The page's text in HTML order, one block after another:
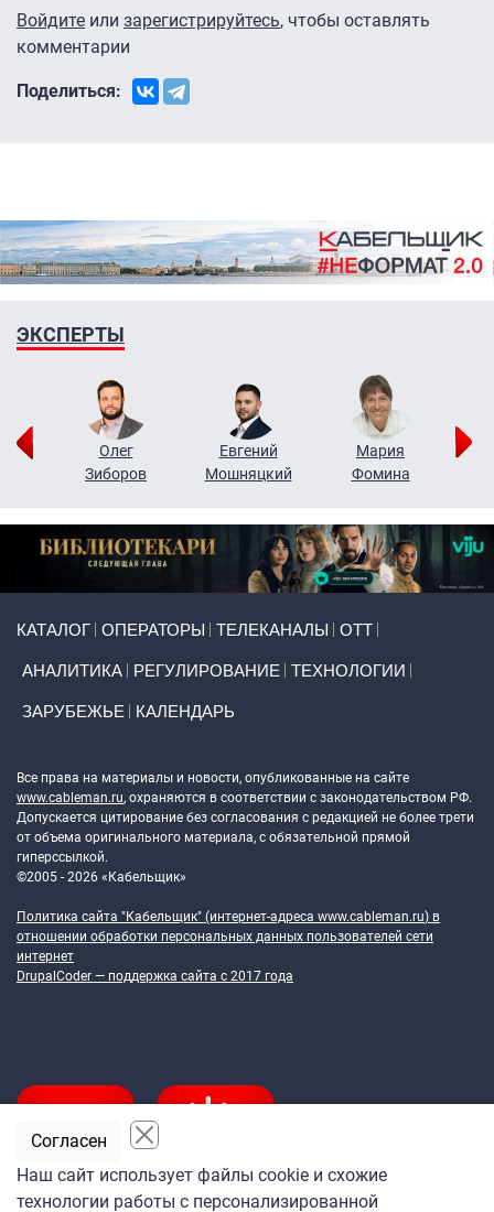
Войдите или зарегистрируйтесь, чтобы оставлять
комментарии
Поделиться:
ЭКСПЕРТЫ
Олег
Зиборов
Евгений
Мошняцкий
Мария
Фомина
КАТАЛОГ ОПЕРАТОРЫ ТЕЛЕКАНАЛЫ ОТТ
АНАЛИТИКА РЕГУЛИРОВАНИЕ ТЕХНОЛОГИИ
ЗАРУБЕЖЬЕ КАЛЕНДАРЬ
Все права на материалы и новости, опубликованные на сайте
www.cableman.ru, охраняются в соответствии с законодательством РФ.
Допускается цитирование без согласования с редакцией не более трети
от объема оригинального материала, с обязательной прямой
гиперссылкой.
©2005 - 2026 «Кабельщик»
Политика сайта "Кабельщик" (интернет-адреса www.cableman.ru) в
отношении обработки персональных данных пользователей сети
интернет
DrupalCoder — поддержка сайта c 2017 года
Наш сайт использует файлы cookie и схожие
технологии работы с персонализированной
Согласен